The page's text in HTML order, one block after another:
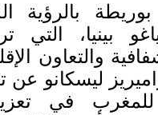
بالرؤية
بينيا، التي
والتعاون
ليسكانو عن
للمغرب في